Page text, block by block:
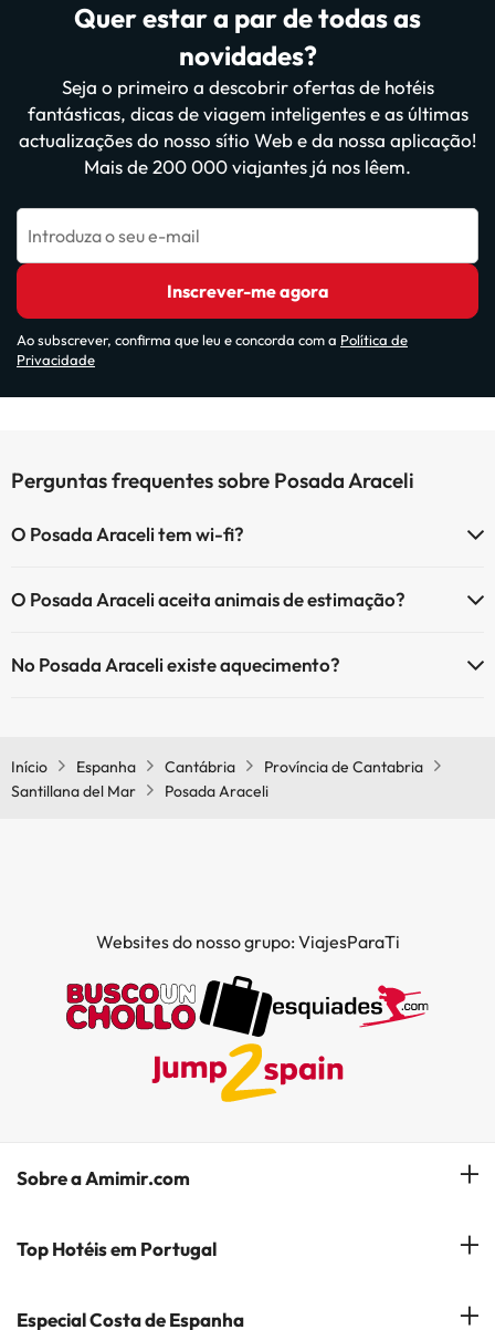
Quer estar a par de todas as
novidades?
Seja o primeiro a descobrir ofertas de hotéis
fantásticas, dicas de viagem inteligentes e as últimas
actualizações do nosso sítio Web e da nossa aplicação!
Mais de 200 000 viajantes já nos lêem.
Introduza o seu e-mail
Inscrever-me agora
Ao subscrever, confirma que leu e concorda com a Política de
Privacidade
Perguntas frequentes sobre Posada Araceli
O Posada Araceli tem wi-fi?
O Posada Araceli aceita animais de estimação?
No Posada Araceli existe aquecimento?
Início Espanha Cantábria
Província de Cantabria
Santillana del Mar
Posada Araceli
Websites do nosso grupo: ViajesParaTi
Sobre a Amimir.com
Quem somos?
Top Hotéis em Portugal
Hóteis em Lisboa
Especial Costa de Espanha